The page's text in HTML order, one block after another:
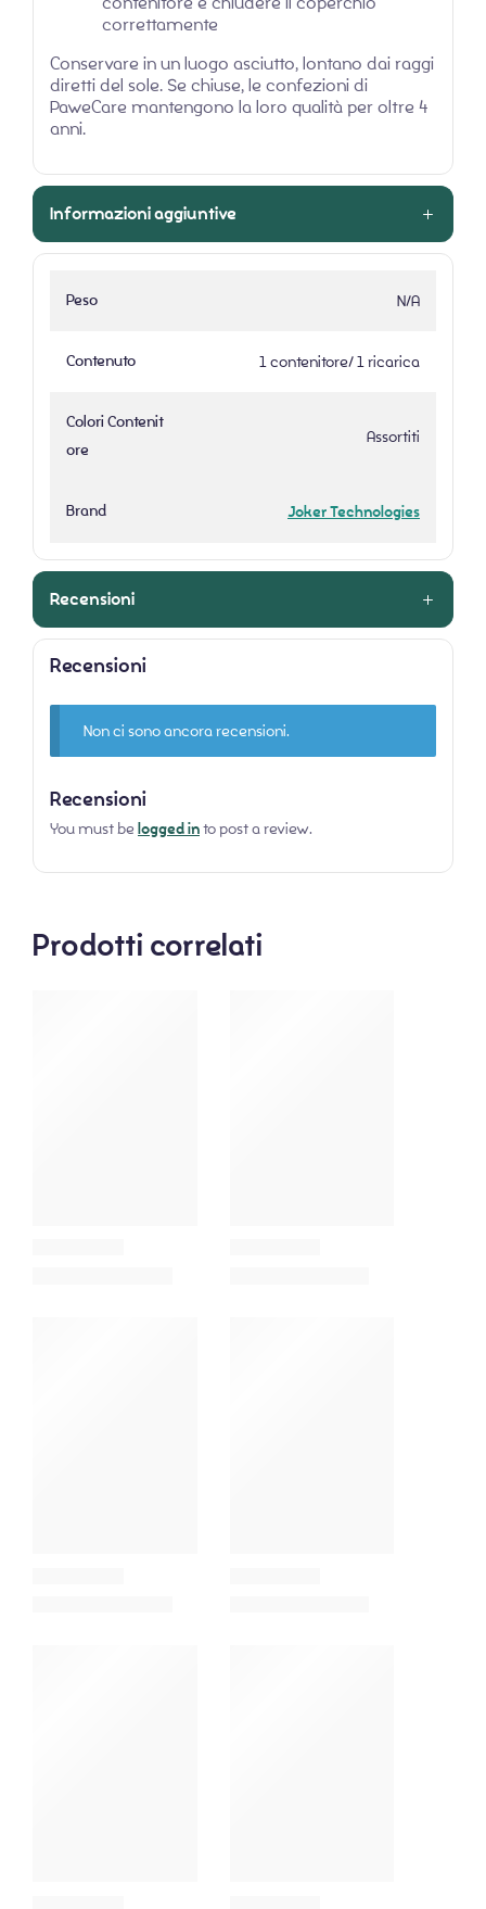
correttamente
Conservare in un luogo asciutto, lontano dai raggi
diretti del sole. Se chiuse, le confezioni di
PaweCare mantengono la loro qualità per oltre 4
anni.
Informazioni aggiuntive
Peso N/A
Contenuto 1 contenitore/ 1 ricarica
Colori Contenit
ore
Assortiti
Brand Joker Technologies
Recensioni
Recensioni
Non ci sono ancora recensioni.
Recensioni
You must be logged into post a review.
Prodotti correlati